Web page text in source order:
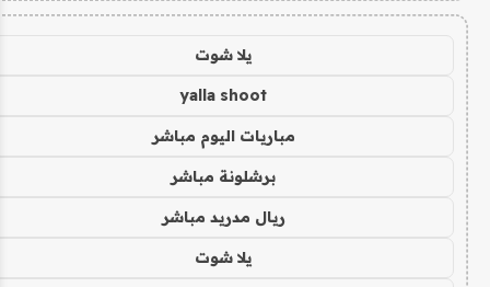
يلا شوت
yalla shoot
مباريات اليوم مباشر
برشلونة مباشر
ريال مدريد مباشر
يلا شوت